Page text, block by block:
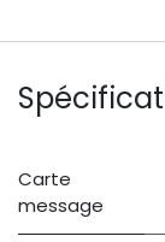
Carte
message